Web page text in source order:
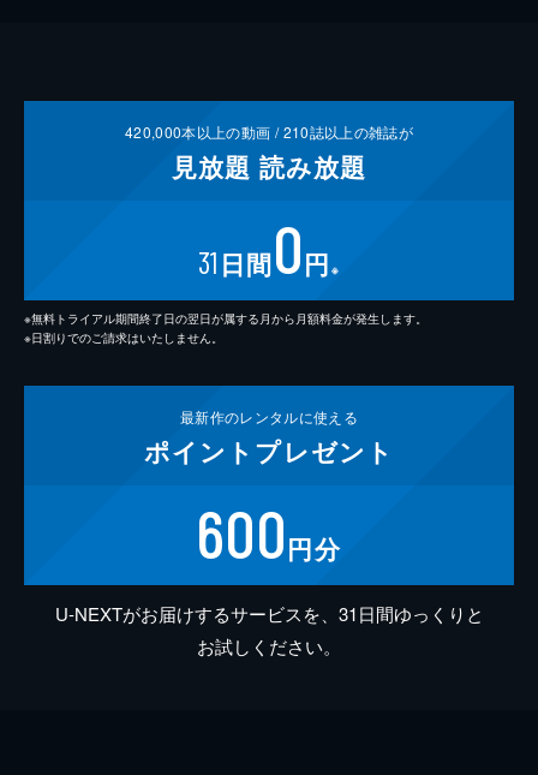
420,000本以上の動画 /210誌以上の雑誌が
見放題 読み放題
31 日間0円 ※
※無料トライアル期間終了日の翌日が属する月から月額料金が発生します。
※日割りでのご請求はいたしません。
最新作のレンタルに使える
ポイント プレゼント
600円分
U-NEXTがお届けするサービスを、31日間ゆっくりと
お試しください。